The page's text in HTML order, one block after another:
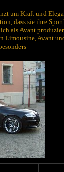
um Kraft und
dass sie ihre
als Avant
Limousine, Avant